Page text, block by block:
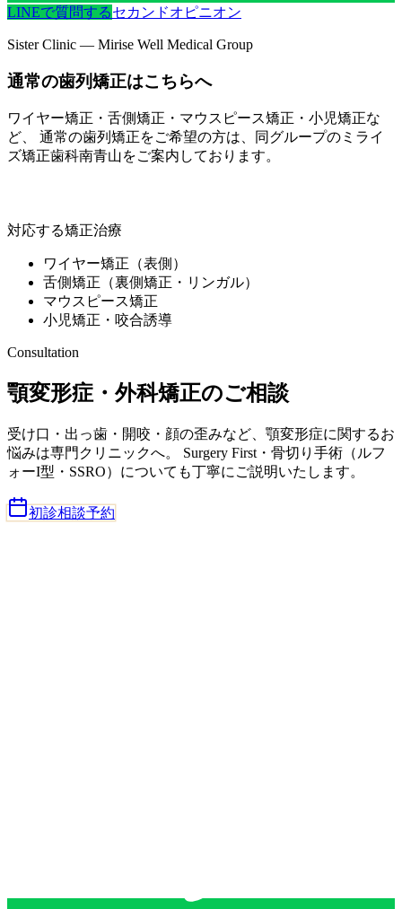
LINEで質問するセカンドオピニオン
Sister Clinic — Mirise Well Medical Group
通常の歯列矯正はこちらへ
ワイヤー矯正・舌側矯正・マウスピース矯正・小児矯正な
ど、 通常の歯列矯正をご希望の方は、同グループの ミライ
ズ矯正歯科南青山をご案内しております。
対応する矯正治療
ワイヤー矯正（表側）
舌側矯正（裏側矯正・リンガル）
マウスピース矯正
小児矯正・咬合誘導
Consultation
顎変形症・外科矯正のご相談
受け口・出っ歯・開咬・顔の歪みなど、顎変形症に関するお
悩みは専門クリニックへ。 Surgery First・骨切り手術（ルフ
ォーI型・SSRO）についても丁寧にご説明いたします。
初診相談予約